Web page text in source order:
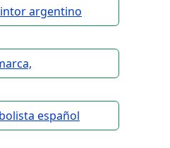
argentino
español